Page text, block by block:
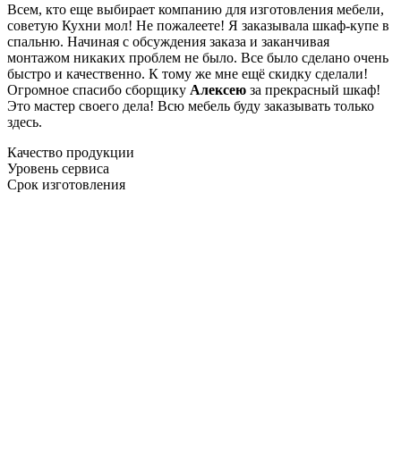
Всем, кто еще выбирает компанию для изготовления мебели,
советую Кухни мол! Не пожалеете! Я заказывала шкаф-купе в
спальню. Начиная с обсуждения заказа и заканчивая
монтажом никаких проблем не было. Все было сделано очень
быстро и качественно. К тому же мне ещё скидку сделали!
Огромное спасибо сборщику Алексею за прекрасный шкаф!
Это мастер своего дела! Всю мебель буду заказывать только
здесь.
Качество продукции
Уровень сервиса
Срок изготовления